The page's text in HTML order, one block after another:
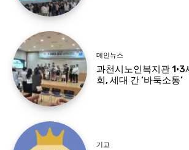
메인뉴스
과천시노인복지관 1·3
회, 세대 간 ‘바둑소통’
기고